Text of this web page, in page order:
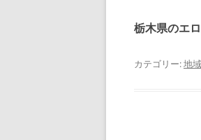
栃木県のエ
カテゴリー:地